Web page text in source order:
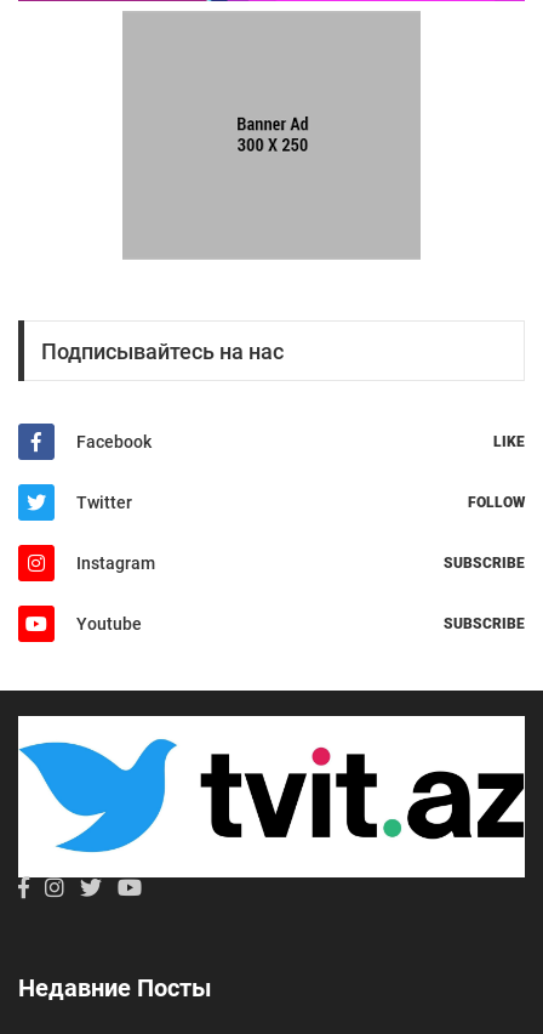
Подписывайтесь на нас
Facebook LIKE
Twitter FOLLOW
Instagram SUBSCRIBE
Youtube SUBSCRIBE
Недавние Посты